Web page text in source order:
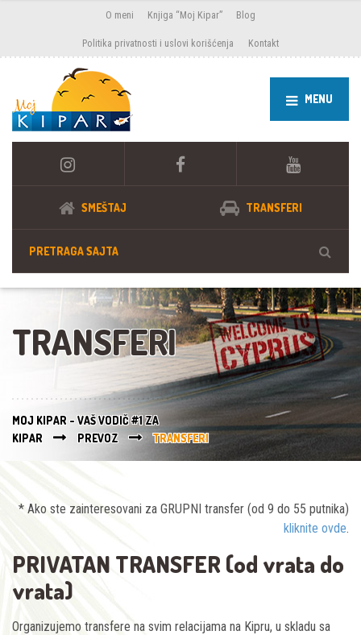
O meni Knjiga “Moj Kipar” Blog
Politika privatnosti i uslovi korišćenja Kontakt
MENU
SMEŠTAJ TRANSFERI
TRANSFERI
MOJ KIPAR - VAŠ VODIČ #1 ZA
KIPAR
PREVOZ TRANSFERI
* Ako ste zainteresovani za GRUPNI transfer (od 9 do 55 putnika)
kliknite ovde.
PRIVATAN TRANSFER (od vrata do
vrata)
Organizujemo transfere na svim relacijama na Kipru, u skladu sa